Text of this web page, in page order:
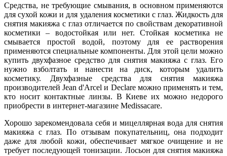
Средства, не требующие смывания, в основном применяются
для сухой кожи и для удаления косметики с глаз. Жидкость для
снятия макияжа с глаз отличается по свойствам декоративной
косметики – водостойкая или нет. Стойкая косметика не
смывается простой водой, поэтому для ее растворения
применяются специальные компоненты. Для этой цели можно
купить двухфазное средство для снятия макияжа с глаз. Его
нужно взболтать и нанести на диск, которым удалить
косметику. Двухфазные средства для снятия макияжа
производителей Jean d'Arcel и Declare можно применять и тем,
кто носит контактные линзы. В Киеве их можно недорого
приобрести в интернет-магазине Medissacare.
Хорошо зарекомендовала себя и мицеллярная вода для снятия
макияжа с глаз. По отзывам покупательниц, она подходит
даже для любой кожи, обеспечивает мягкое очищение и не
требует последующей тонизации. Лосьон для снятия макияжа